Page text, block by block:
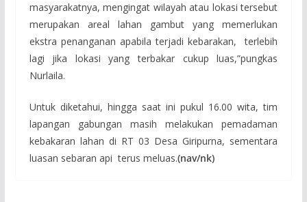
masyarakatnya, mengingat wilayah atau lokasi tersebut
merupakan areal lahan gambut yang memerlukan
ekstra penanganan apabila terjadi kebarakan, terlebih
lagi jika lokasi yang terbakar cukup luas,”pungkas
Nurlaila.
Untuk diketahui, hingga saat ini pukul 16.00 wita, tim
lapangan gabungan masih melakukan pemadaman
kebakaran lahan di RT 03 Desa Giripurna, sementara
luasan sebaran api terus meluas.(nav/nk)